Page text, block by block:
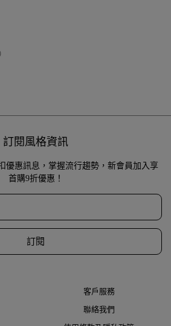
訂閱風格資訊
優惠訊息，掌握流行趨勢，新會員加入享
首購9折優惠！
訂閱
客戶服務
聯絡我們